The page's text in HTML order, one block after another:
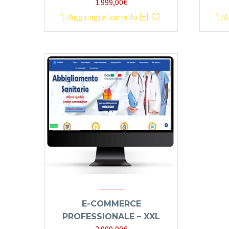
1.999,00€
Aggiungi al carrello
E-COMMERCE
PROFESSIONALE – XXL